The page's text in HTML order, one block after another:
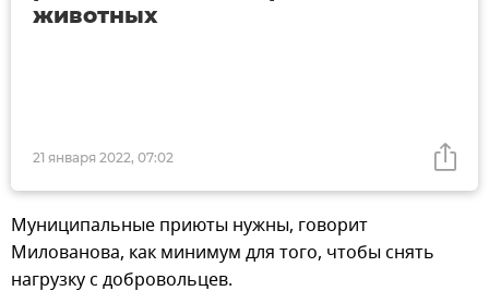
21 января 2022, 07:02
животных
Муниципальные приюты нужны, говорит
Милованова, как минимум для того, чтобы снять
нагрузку с добровольцев.